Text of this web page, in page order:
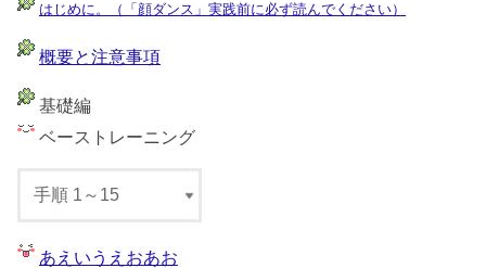
はじめに。（「顔ダンス」実践前に必ず読んでください）
概要と注意事項
基礎編
ベーストレーニング
あえいうえおあお